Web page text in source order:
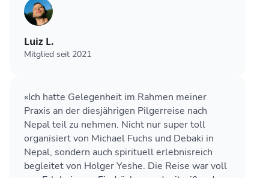
Luiz L.
Mitglied seit 2021
«Ich hatte Gelegenheit im Rahmen meiner
Praxis an der diesjährigen Pilgerreise nach
Nepal teil zu nehmen. Nicht nur super toll
organisiert von Michael Fuchs und Debaki in
Nepal, sondern auch spirituell erlebnisreich
begleitet von Holger Yeshe. Die Reise war voll